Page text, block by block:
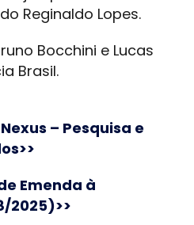
Reginaldo Lopes.
Bocchini e Lucas
Brasil.
Nexus – Pesquisa e
Emenda à
2025)>>